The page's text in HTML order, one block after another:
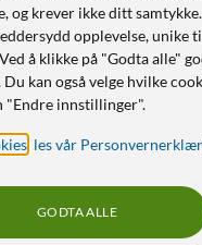
og krever ikke ditt
opplevelse, unike
å klikke på "Godta alle"
kan også velge hvilke
"Endre innstillinger".
les vår
GODTA ALLE